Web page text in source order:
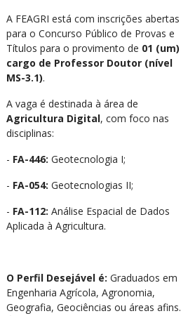
A FEAGRI está com inscrições abertas
para o Concurso Público de Provas e
Títulos para o provimento de 01 (um)
cargo de Professor Doutor (nível
MS-3.1).
A vaga é destinada à área de
Agricultura Digital, com foco nas
disciplinas:
- FA-446: Geotecnologia I;
- FA-054: Geotecnologias II;
- FA-112: Análise Espacial de Dados
Aplicada à Agricultura.
O Perfil Desejável é: Graduados em
Engenharia Agrícola, Agronomia,
Geografia, Geociências ou áreas afins.